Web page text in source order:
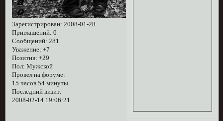
Зарегистрирован: 2008-01-28
Приглашений: 0
Сообщений: 281
Уважение: +7
Позитив: +29
Пол: Мужской
Провел на форуме:
15 часов 54 минуты
Последний визит:
2008-02-14 19:06:21